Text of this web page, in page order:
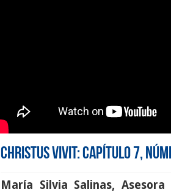
Christus Vivit: Capítulo 7,
María Silvia Salinas,